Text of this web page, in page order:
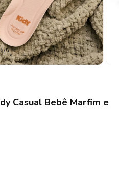
1/de
5
Casual Bebê Marfim e